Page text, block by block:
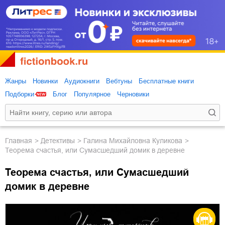
Жанры Новинки Аудиокниги Вебтуны
Бесплатные книги
Подборки
Блог Популярное Черновики
Главная детективы
Галина Михайловна Куликова
Теорема счастья, или Сумасшедший домик в деревне
Теорема счастья, или Сумасшедший
домик в деревне